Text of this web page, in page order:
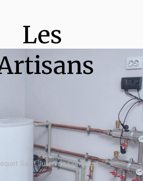
Les
Saint Julien de Concelles